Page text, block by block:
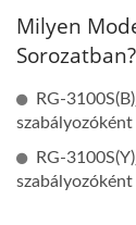
Milyen
Sorozatban?
RG-
RG-
szabályozóként